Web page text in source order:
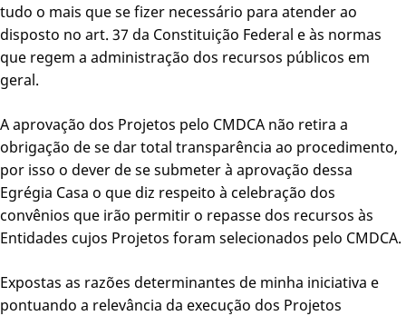
tudo o mais que se fizer necessário para atender ao
disposto no art. 37 da Constituição Federal e às normas
que regem a administração dos recursos públicos em
geral.
A aprovação dos Projetos pelo CMDCA não retira a
obrigação de se dar total transparência ao procedimento,
por isso o dever de se submeter à aprovação dessa
Egrégia Casa o que diz respeito à celebração dos
convênios que irão permitir o repasse dos recursos às
Entidades cujos Projetos foram selecionados pelo CMDCA.
Expostas as razões determinantes de minha iniciativa e
pontuando a relevância da execução dos Projetos